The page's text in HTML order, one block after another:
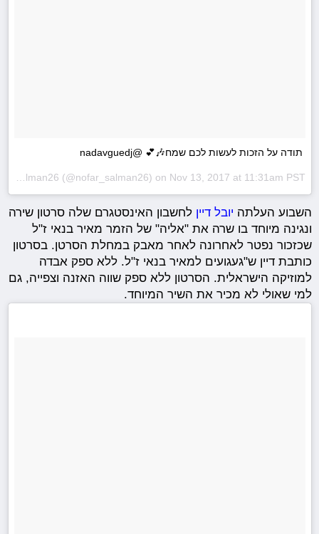
תודה על הזכות לעשות לכם שמח🎶💕 @nadavguedj
Nov 13, 2017 at 11:31am PST
השבוע העלתה יובל דיין לחשבון האינסטגרם שלה סרטון שירה
ונגינה מיוחד בו שרה את "אליה" של הזמר מאיר בנאי ז"ל
שכזכור נפטר לאחרונה לאחר מאבק במחלת הסרטן. בסרטון
כותבת דיין ש"געגועים למאיר בנאי ז"ל. ללא ספק אבדה
למוזיקה הישראלית. הסרטון ללא ספק שווה האזנה וצפייה, גם
למי שאולי לא מכיר את השיר המיוחד.